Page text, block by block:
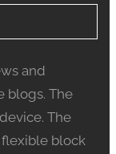
and
blogs. The
The
block